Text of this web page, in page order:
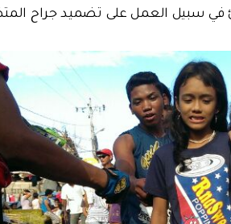
في سبيل العمل على تضميد جراح